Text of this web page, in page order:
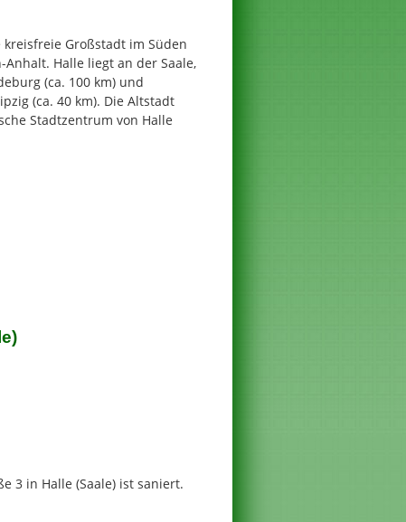
Großstadt im Süden
Anhalt. Halle liegt an der Saale,
(ca. 100 km) und
(ca. 40 km). Die Altstadt
Stadtzentrum von Halle
3 in Halle (Saale) ist saniert.